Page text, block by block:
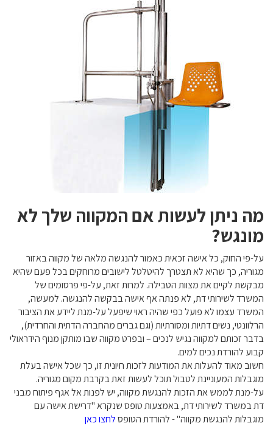
מה ניתן לעשות אם המקווה שלך לא
מונגש?
על-פי החוק, כל אישה זכאית כאמור להנגשה מלאה של מקווה באזור
מגוריה, כך שהיא לא תצטרך להיטלטל לישובים מרוחקים בכל פעם שהיא
מבקשת לקיים את מצוות הטבילה. למרות זאת, על-פי פרסומים של
המשרד לשירותי דת, לא פנתה אף אישה בבקשה להנגשה. למעשה,
המשרד עצמו לא פועל כפי שהיה ראוי שיפעל על-מנת ליידע את הציבור
הרלוונטי, נשים דתיות ומסורתיות (וגם גברים מהחברה הדתית והחרדית),
בדבר זכותם למקווה נגיש לנכים – ובפרט מקווה שבו מותקן מנוף הידראולי
קבוע להורדת נכים למים.
חשוב מאוד להעלות את המודעות לזכות חיונית זו, כך שכל אישה בעלת
מוגבלות המעוניינת לטבול תוכל לעשות זאת בקרבת מקום מגוריה.
על-מנת לממש את הזכות להנגשת מקווה, יש לפנות אל אגף פיתוח מבני
דת במשרד לשירותי דת, באמצעות טופס שנקרא "דרישת אישה עם
מוגבלות להנגשת מקווה" - להורדת הטופסלחצו כאן